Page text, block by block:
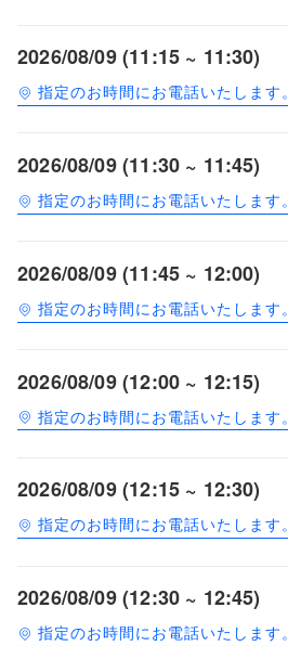
2026/08/09 (11:15 ~ 11:30)
指定のお時間にお電話いたします。
2026/08/09 (11:30 ~ 11:45)
指定のお時間にお電話いたします。
2026/08/09 (11:45 ~ 12:00)
指定のお時間にお電話いたします。
2026/08/09 (12:00 ~ 12:15)
指定のお時間にお電話いたします。
2026/08/09 (12:15 ~ 12:30)
指定のお時間にお電話いたします。
2026/08/09 (12:30 ~ 12:45)
指定のお時間にお電話いたします。